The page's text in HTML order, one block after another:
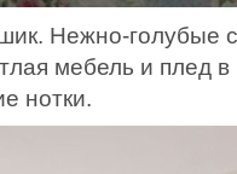
Нежно-голубые
мебель и плед в
нотки.